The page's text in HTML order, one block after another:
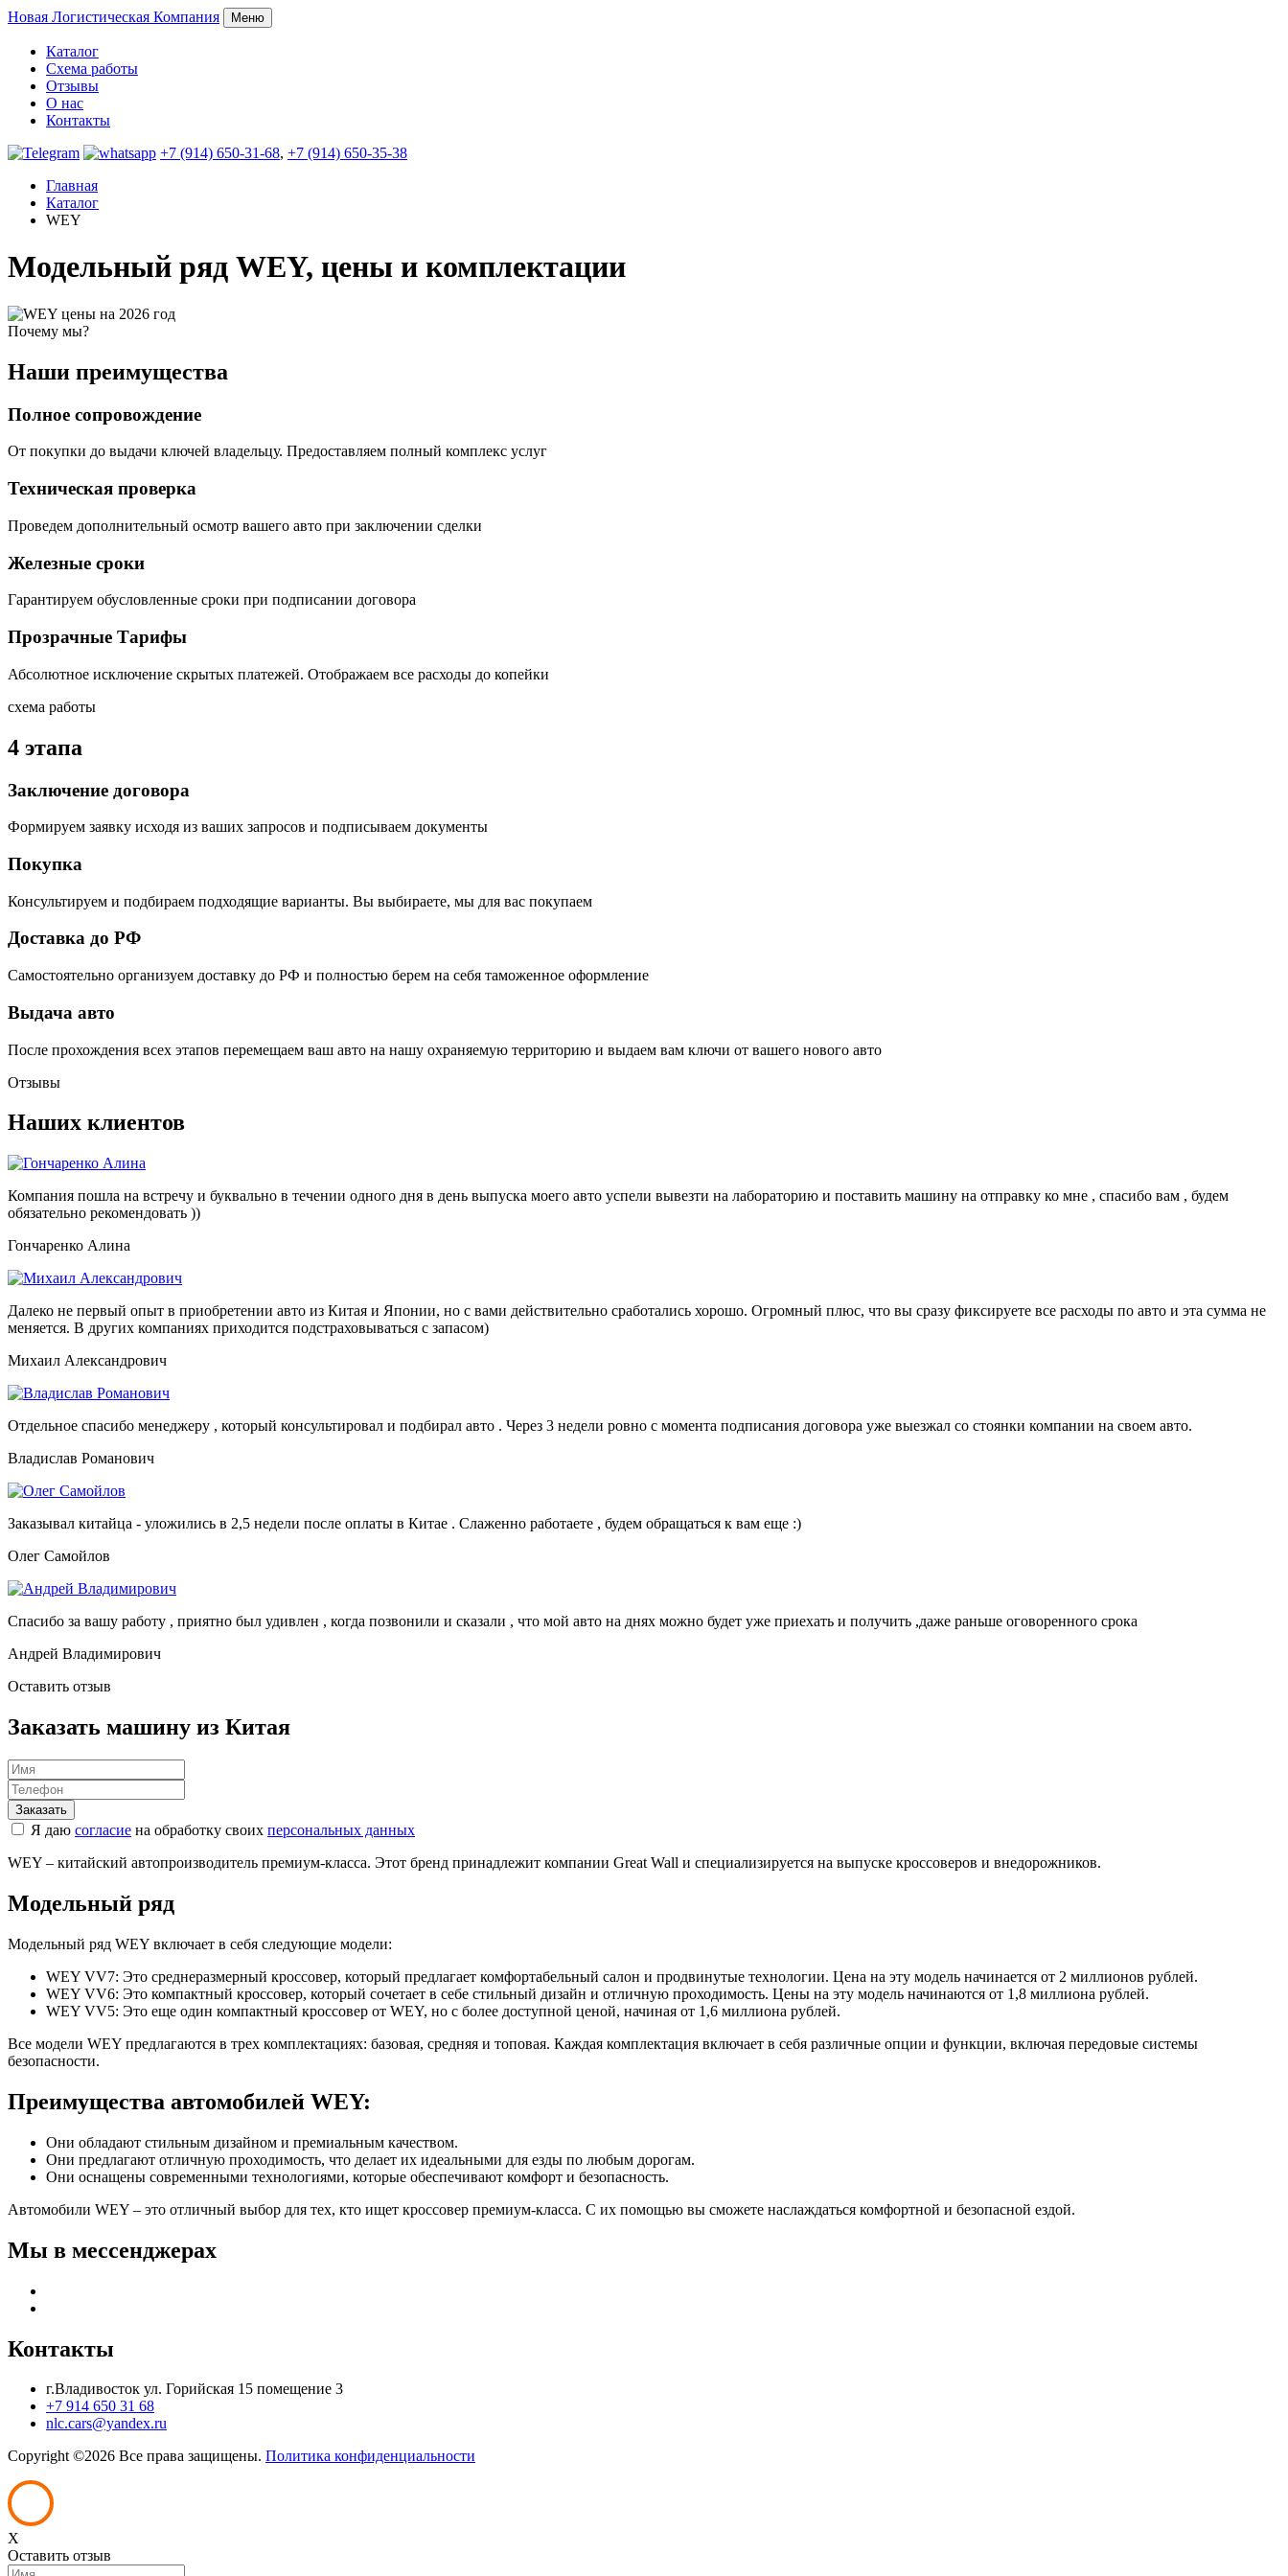
Новая Логистическая Компания Меню
Каталог
Схема работы
Отзывы
О нас
Контакты
+7 (914) 650-31-68, +7 (914) 650-35-38
Главная
Каталог
WEY
Модельный ряд WEY, цены и комплектации
Почему мы?
Наши преимущества
Полное сопровождение
От покупки до выдачи ключей владельцу. Предоставляем полный комплекс услуг
Техническая проверка
Проведем дополнительный осмотр вашего авто при заключении сделки
Железные сроки
Гарантируем обусловленные сроки при подписании договора
Прозрачные Тарифы
Абсолютное исключение скрытых платежей. Отображаем все расходы до копейки
схема работы
4 этапа
Заключение договора
Формируем заявку исходя из ваших запросов и подписываем документы
Покупка
Консультируем и подбираем подходящие варианты. Вы выбираете, мы для вас покупаем
Доставка до РФ
Самостоятельно организуем доставку до РФ и полностью берем на себя таможенное оформление
Выдача авто
После прохождения всех этапов перемещаем ваш авто на нашу охраняемую территорию и выдаем вам ключи от вашего нового авто
Отзывы
Наших клиентов
Компания пошла на встречу и буквально в течении одного дня в день выпуска моего авто успели вывезти на лабораторию и поставить машину на отправку ко мне , спасибо вам , будем
обязательно рекомендовать ))
Гончаренко Алина
Далеко не первый опыт в приобретении авто из Китая и Японии, но с вами действительно сработались хорошо. Огромный плюс, что вы сразу фиксируете все расходы по авто и эта сумма не
меняется. В других компаниях приходится подстраховываться с запасом)
Михаил Александрович
Отдельное спасибо менеджеру , который консультировал и подбирал авто . Через 3 недели ровно с момента подписания договора уже выезжал со стоянки компании на своем авто.
Владислав Романович
Заказывал китайца - уложились в 2,5 недели после оплаты в Китае . Слаженно работаете , будем обращаться к вам еще :)
Олег Самойлов
Спасибо за вашу работу , приятно был удивлен , когда позвонили и сказали , что мой авто на днях можно будет уже приехать и получить ,даже раньше оговоренного срока
Андрей Владимирович
Оставить отзыв
Заказать машину из Китая
Я даю согласие на обработку своих персональных данных
WEY – китайский автопроизводитель премиум-класса. Этот бренд принадлежит компании Great Wall и специализируется на выпуске кроссоверов и внедорожников.
Модельный ряд
Модельный ряд WEY включает в себя следующие модели:
WEY VV7: Это среднеразмерный кроссовер, который предлагает комфортабельный салон и продвинутые технологии. Цена на эту модель начинается от 2 миллионов рублей.
WEY VV6: Это компактный кроссовер, который сочетает в себе стильный дизайн и отличную проходимость. Цены на эту модель начинаются от 1,8 миллиона рублей.
WEY VV5: Это еще один компактный кроссовер от WEY, но с более доступной ценой, начиная от 1,6 миллиона рублей.
Все модели WEY предлагаются в трех комплектациях: базовая, средняя и топовая. Каждая комплектация включает в себя различные опции и функции, включая передовые системы
безопасности.
Преимущества автомобилей WEY:
Они обладают стильным дизайном и премиальным качеством.
Они предлагают отличную проходимость, что делает их идеальными для езды по любым дорогам.
Они оснащены современными технологиями, которые обеспечивают комфорт и безопасность.
Автомобили WEY – это отличный выбор для тех, кто ищет кроссовер премиум-класса. С их помощью вы сможете наслаждаться комфортной и безопасной ездой.
Мы в мессенджерах
Контакты
г.Владивосток ул. Горийская 15 помещение 3
+7 914 650 31 68
nlc.cars@yandex.ru
Copyright ©2026 Все права защищены. Политика конфиденциальности
X
Оставить отзыв